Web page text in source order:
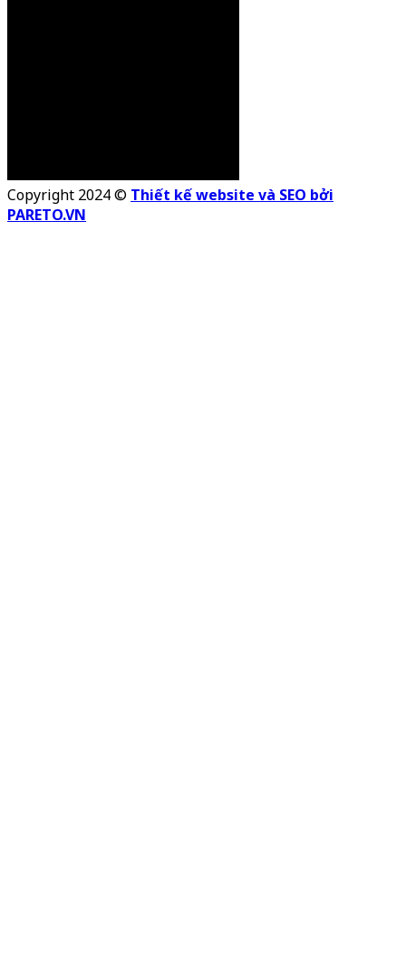
Copyright 2024 © Thiết kế website và SEO bởi
PARETO.VN